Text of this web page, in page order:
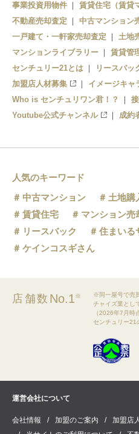
事業投資用物件
賃貸住宅（賃貸
不動産売却査定
中古マンション
一戸建て・一軒家売却査定
土地
マンションライブラリー
賃貸管
センチュリー21とは
リースバッ
加盟店人材募集
イメージキャ
Who is センチュリワン君！？
Youtube公式チャンネル
成約
人気のキーワード
中古マンション
土地購
賃貸住宅
マンション売
リースバック
住まいる
ケインコスギさん
店舗数 No.1※
※同一屋号で売
チャイズ業とし
（2026年7月時
センチュリー21
運営会社について
会社情報 加盟のご案内 加盟店